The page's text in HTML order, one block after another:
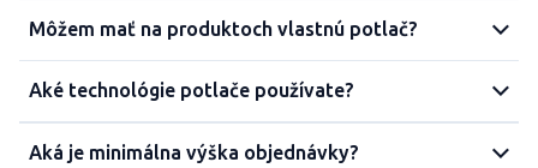
Môžem mať na produktoch vlastnú potlač?
Aké technológie potlače používate?
Aká je minimálna výška objednávky?